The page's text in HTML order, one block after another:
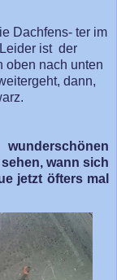
Dachfens- ter im
ist der
oben nach unten
dann,
wann sich
jetzt öfters mal